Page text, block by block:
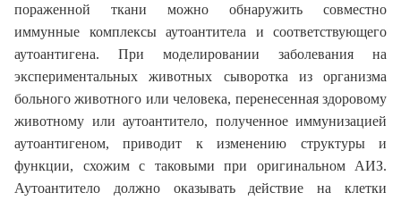
пораженной ткани можно обнаружить совместно
иммунные комплексы аутоантитела и соответствующего
аутоантигена. При моделировании заболевания на
экспериментальных животных сыворотка из организма
больного животного или человека, перенесенная здоровому
животному или аутоантитело, полученное иммунизацией
аутоантигеном, приводит к изменению структуры и
функции, схожим с таковыми при оригинальном АИЗ.
Аутоантитело должно оказывать действие на клетки